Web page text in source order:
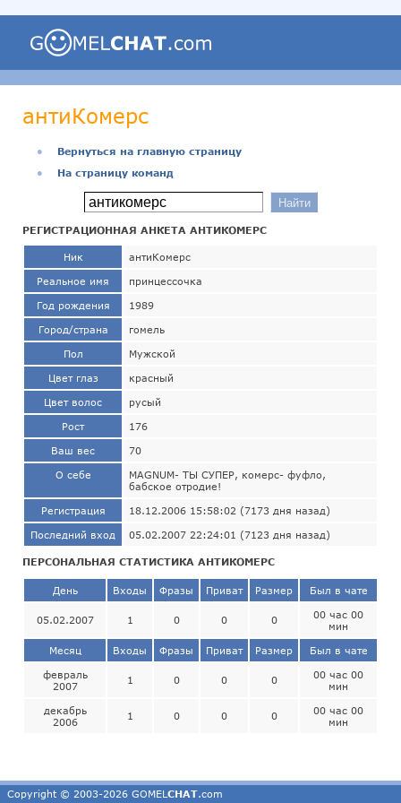
антиКомерс
●
Вернуться на главную страницу
●
На страницу команд
РЕГИСТРАЦИОННАЯ АНКЕТА АНТИКОМЕРС
Ник антиКомерс
Реальное имя принцессочка
Год рождения 1989
Город/страна гомель
Пол Мужской
Цвет глаз красный
Цвет волос русый
Рост 176
Ваш вес 70
О себе
MAGNUM- ТЫ СУПЕР, комерс- фуфло,
бабское отродие!
Регистрация 18.12.2006 15:58:02 (7173 дня назад)
Последний вход 05.02.2007 22:24:01 (7123 дня назад)
ПЕРСОНАЛЬНАЯ СТАТИСТИКА АНТИКОМЕРС
День Входы Фразы Приват Размер Был в чате
05.02.2007 1 0 0 0
00 час 00
мин
Месяц Входы Фразы Приват Размер Был в чате
февраль
2007
1 0 0 0
00 час 00
мин
декабрь
2006
1 0 0 0
00 час 00
мин
Copyright © 2003-2026 GOMEL CHAT.com